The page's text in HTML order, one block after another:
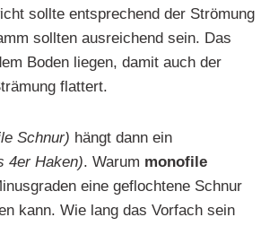
sollte entsprechend der Strömung
sollten ausreichend sein. Das
Boden liegen, damit auch der
flattert.
Schnur) hängt dann ein
4er Haken). Warum monofile
eine geflochtene Schnur
kann. Wie lang das Vorfach sein